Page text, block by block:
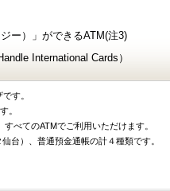
ー）」ができるATM(注3)
International Cards）
す。
。
べてのATMでご利用いただけます。
台）、普通預金通帳の計４種類です。